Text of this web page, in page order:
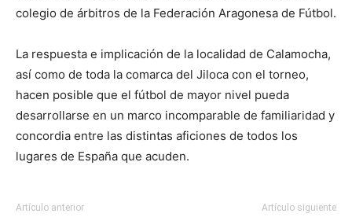
colegio de árbitros de la Federación Aragonesa de Fútbol.
La respuesta e implicación de la localidad de Calamocha,
así como de toda la comarca del Jiloca con el torneo,
hacen posible que el fútbol de mayor nivel pueda
desarrollarse en un marco incomparable de familiaridad y
concordia entre las distintas aficiones de todos los
lugares de España que acuden.
Artículo anterior Artículo siguiente